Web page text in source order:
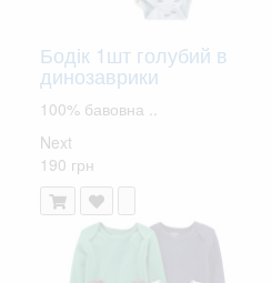
Бодік 1шт голубий в
динозаврики
100% бавовна ..
Next
190 грн